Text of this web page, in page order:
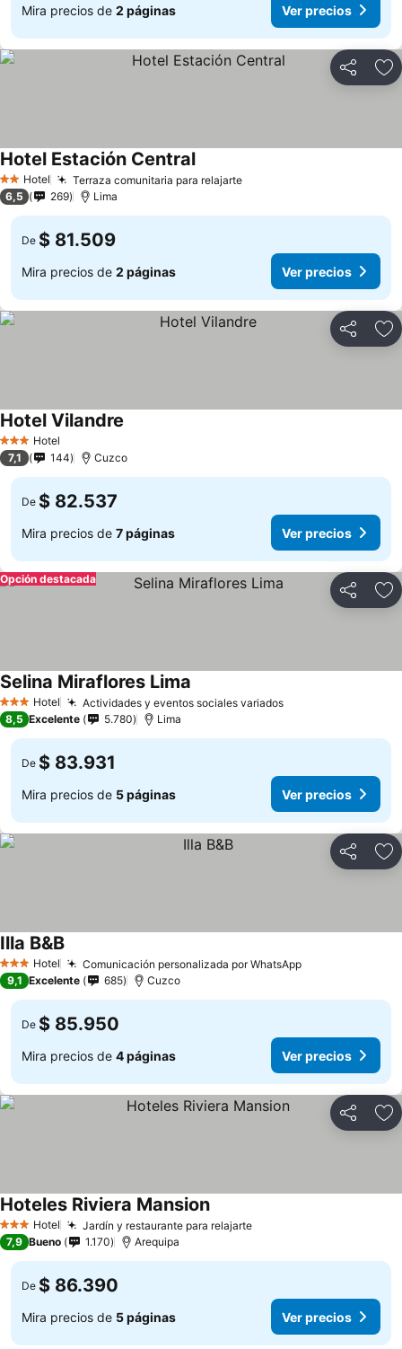
Mira precios de 2 páginas Ver precios
Compartir
2 Estrellas
Hotel Terraza comunitaria para relajarte
Hotel Estación Central
6,5 269 Lima
De $ 81.509
Mira precios de 2 páginas Ver precios
Compartir
3 Estrellas
Hotel
Hotel Vilandre
7,1 144 Cuzco
De $ 82.537
Mira precios de 7 páginas Ver precios
Compartir
Opción destacada
3 Estrellas
Hotel Actividades y eventos sociales variados
Selina Miraflores Lima
8,5 Excelente 5.780 Lima
De $ 83.931
Mira precios de 5 páginas Ver precios
Compartir
3 Estrellas
Hotel Comunicación personalizada por WhatsApp
Illa B&B
9,1 Excelente 685 Cuzco
De $ 85.950
Mira precios de 4 páginas Ver precios
Compartir
3 Estrellas
Hotel Jardín y restaurante para relajarte
Hoteles Riviera Mansion
7,9 Bueno 1.170 Arequipa
De $ 86.390
Mira precios de 5 páginas Ver precios